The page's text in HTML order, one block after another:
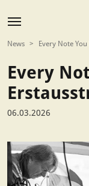
News > Every Note
Every
06.03.2026